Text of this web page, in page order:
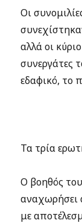
Οι
αλλά οι
συνεργάτες
εδαφικό, το
Τα τρία
Ο βοηθός
αναχωρήσει
με